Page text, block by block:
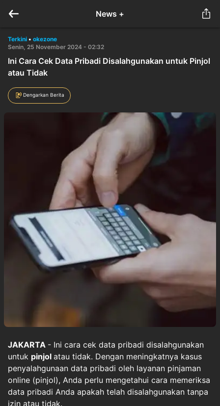
News +
Terkini • okezone
Senin, 25 November 2024 - 02:32
Ini Cara Cek Data Pribadi Disalahgunakan untuk Pinjol
atau Tidak
Dengarkan Berita
JAKARTA - Ini cara cek data pribadi disalahgunakan
untuk pinjol atau tidak. Dengan meningkatnya kasus
penyalahgunaan data pribadi oleh layanan pinjaman
online (pinjol), Anda perlu mengetahui cara memeriksa
data pribadi Anda apakah telah disalahgunakan tanpa
izin atau tidak.